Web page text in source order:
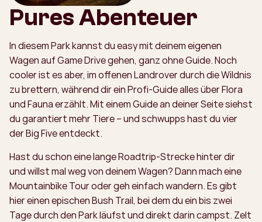
Pures Abenteuer
In diesem Park kannst du easy mit deinem eigenen
Wagen auf Game Drive gehen, ganz ohne Guide. Noch
cooler ist es aber, im offenen Landrover durch die Wildnis
zu brettern, während dir ein Profi-Guide alles über Flora
und Fauna erzählt. Mit einem Guide an deiner Seite siehst
du garantiert mehr Tiere – und schwupps hast du vier
der Big Five entdeckt.
Hast du schon eine lange Roadtrip-Strecke hinter dir
und willst mal weg von deinem Wagen? Dann mach eine
Mountainbike Tour oder geh einfach wandern. Es gibt
hier einen epischen Bush Trail, bei dem du ein bis zwei
Tage durch den Park läufst und direkt darin campst. Zelt